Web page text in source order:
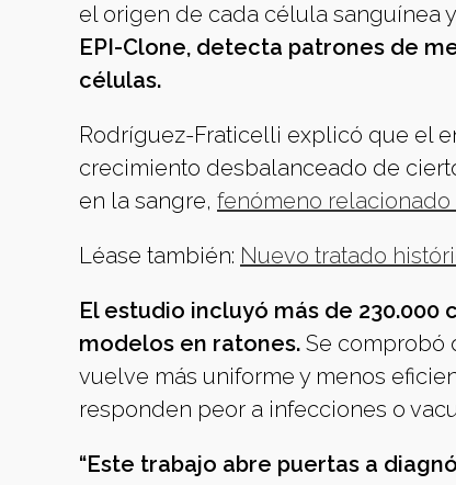
el origen de cada célula sanguínea
EPI-Clone, detecta patrones de
células.
Rodríguez-Fraticelli explicó que el
crecimiento desbalanceado de
en la sangre, fenómeno
Léase también: Nuevo tratado
El estudio incluyó más de
modelos en ratones. Se comprobó
vuelve más uniforme y menos
responden peor a infecciones o
“Este trabajo abre puertas a